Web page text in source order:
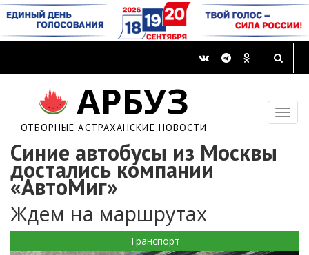
АРБУЗ
ОТБОРНЫЕ АСТРАХАНСКИЕ НОВОСТИ
Синие автобусы из Москвы
достались компании
«АвтоМиг»
Ждем на маршрутах
Транспорт